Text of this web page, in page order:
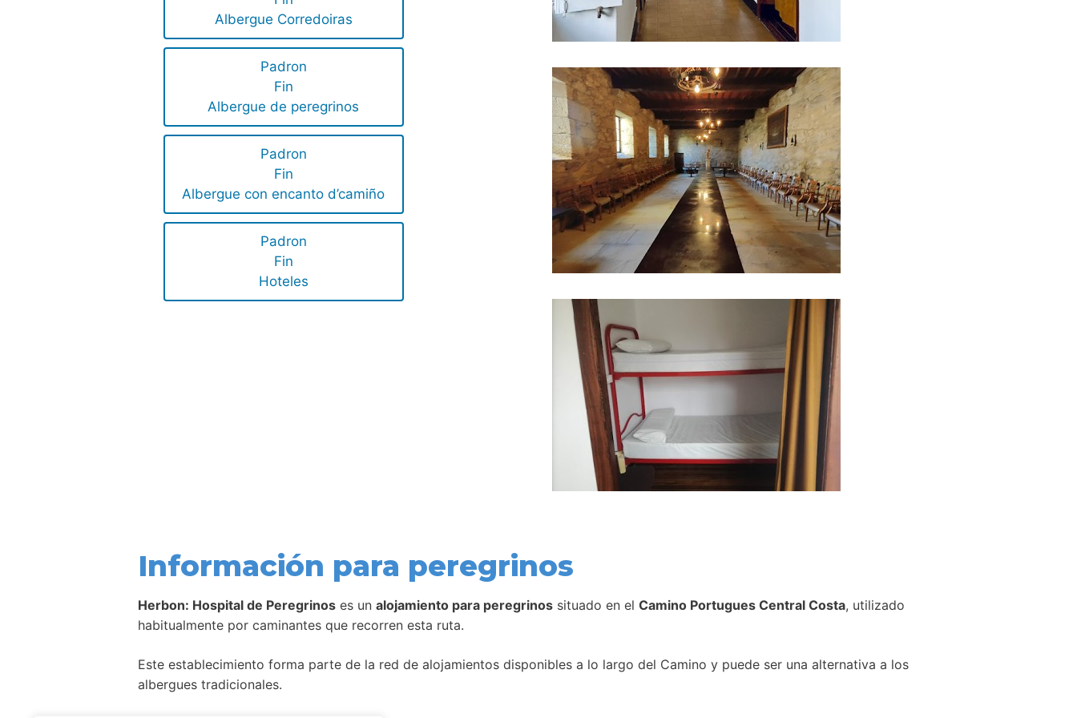
Albergue Corredoiras
Padron
Fin
Albergue de peregrinos
Padron
Fin
Albergue con encanto d’camiño
Padron
Fin
Hoteles
Información para peregrinos
Herbon: Hospital de Peregrinos es un alojamiento para peregrinos situado en el Camino Portugues Central Costa, utilizado
habitualmente por caminantes que recorren esta ruta.
Este establecimiento forma parte de la red de alojamientos disponibles a lo largo del Camino y puede ser una alternativa a los
albergues tradicionales.